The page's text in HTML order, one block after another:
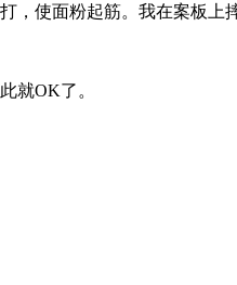
使面粉起筋。我在案板上
就OK了。